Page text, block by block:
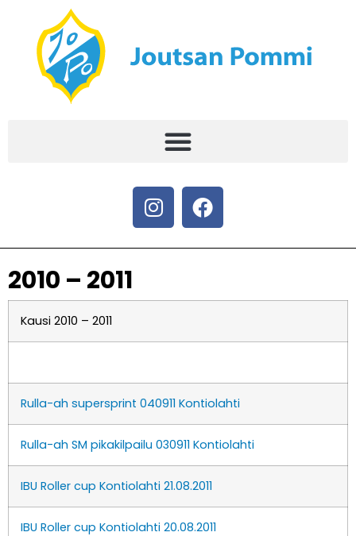
2010 – 2011
Kausi 2010 – 2011
Rulla-ah supersprint 040911 Kontiolahti
Rulla-ah SM pikakilpailu 030911 Kontiolahti
IBU Roller cup Kontiolahti 21.08.2011
IBU Roller cup Kontiolahti 20.08.2011